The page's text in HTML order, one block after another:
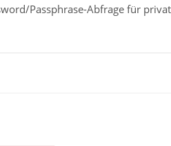
Passphrase-Abfrage für